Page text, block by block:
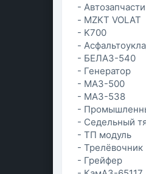
- Автозапчасти
- MZKT VOLAT
- K700
-
- БЕЛАЗ-540
- Генератор
- МАЗ-500
- МАЗ-538
-
- Седельный
- ТП модуль
- Трелёвочник
- Грейфер